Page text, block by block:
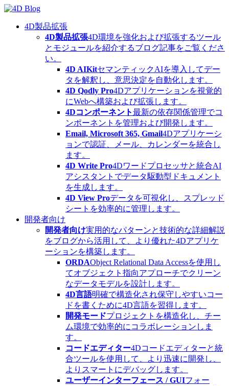
Skip
content4D製品拡張
4D製品拡張4D環境を強化および拡張するツール
とモジュールを紹介するブログ記事をご覧くださ
い。
4D AIKitセマンティックAIを導入してデー
タを解釈し、意思決定を自動化します。
4D Qodly Pro4Dアプリケーションを視覚的
にWebへ構築および拡張します。
4Dコンポーネント最新の依存関係管理でコ
ンポーネントを管理および開発します。
Email, Microsoft 365, Gmail4Dアプリケーシ
ョンで認証、メール、カレンダーを統合し
ます。
4D Write Pro4Dワードプロセッサと統合AI
アシスタントでデータ駆動型ドキュメント
を生成します。
4D View Proデータを可視化し、スプレッド
シートを効率的に管理します。
開発者向け
開発者向け実用的なパターンと技術的な詳細解説
をブログから活用して、より優れた4Dアプリケ
ーションを構築します。
ORDAObject Relational Data Accessを使用し
てオブジェクト指向アプローチでクリーン
なデータモデルを設計します。
4D言語明確で構造化され保守しやすいコー
ドを書くために4D言語を習得します。
開発モードプロジェクトを構造化し、チー
ム環境で効率的にコラボレーションしま
す。
コードエディター4Dコードエディターと統
合ツールを使用して、より迅速に開発し、
よりスマートにデバッグします。
ユーザーインターフェース / GUIフォー